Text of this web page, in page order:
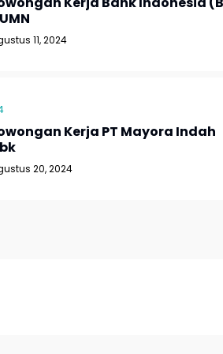
11, 2024
Kerja PT Mayora Indah
20, 2024